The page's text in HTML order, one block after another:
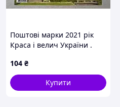
Поштові марки 2021 рік
Краса і велич України .
104 ₴
Купити